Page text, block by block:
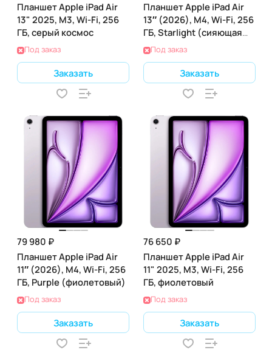
Планшет Apple iPad Air
13" 2025, M3, Wi-Fi, 256
ГБ, серый космос
Под заказ
Заказать
Планшет Apple iPad Air
13″ (2026), M4, Wi-Fi, 256
ГБ, Starlight (сияющая
звезда)
Под заказ
Заказать
79 980 ₽
Планшет Apple iPad Air
11″ (2026), M4, Wi-Fi, 256
ГБ, Purple (фиолетовый)
Под заказ
Заказать
76 650 ₽
Планшет Apple iPad Air
11" 2025, M3, Wi-Fi, 256
ГБ, фиолетовый
Под заказ
Заказать